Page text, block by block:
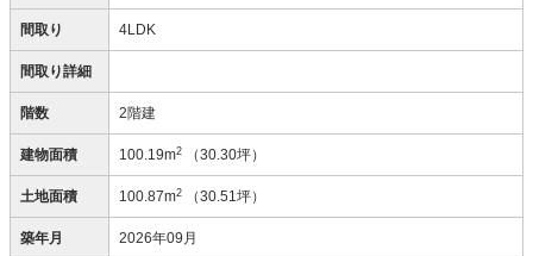
間取り 4LDK
間取り詳細
階数 2階建
建物面積 100.19m2 （30.30坪）
土地面積 100.87m2 （30.51坪）
築年月 2026年09月